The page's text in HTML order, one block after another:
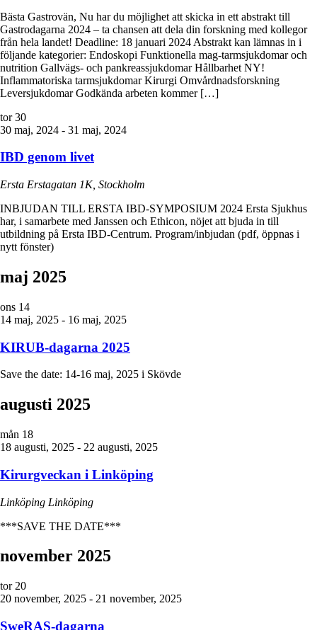
Bästa Gastrovän, Nu har du möjlighet att skicka in ett abstrakt till
Gastrodagarna 2024 – ta chansen att dela din forskning med kollegor
från hela landet! Deadline: 18 januari 2024 Abstrakt kan lämnas in i
följande kategorier: Endoskopi Funktionella mag-tarmsjukdomar och
nutrition Gallvägs- och pankreassjukdomar Hållbarhet NY!
Inflammatoriska tarmsjukdomar Kirurgi Omvårdnadsforskning
Leversjukdomar Godkända arbeten kommer […]
tor30
30 maj, 2024 - 31 maj, 2024
IBD genom livet
Ersta Erstagatan 1K, Stockholm
INBJUDAN TILL ERSTA IBD-SYMPOSIUM 2024 Ersta Sjukhus
har, i samarbete med Janssen och Ethicon, nöjet att bjuda in till
utbildning på Ersta IBD-Centrum. Program/inbjudan (pdf, öppnas i
nytt fönster)
maj 2025
ons 14
14 maj, 2025 - 16 maj, 2025
KIRUB-dagarna 2025
Save the date: 14-16 maj, 2025 i Skövde
augusti 2025
mån 18
18 augusti, 2025 - 22 augusti, 2025
Kirurgveckan i Linköping
Linköping Linköping
***SAVE THE DATE***
november 2025
tor 20
20 november, 2025 - 21 november, 2025
SweRAS-dagarna